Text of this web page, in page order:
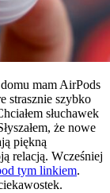
mam AirPods
strasznie szybko
słuchawek
że nowe
piękną
relacją. Wcześniej
tym linkiem.